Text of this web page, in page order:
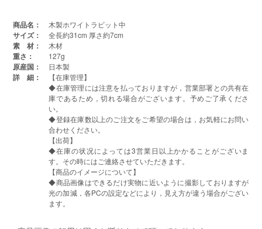
商品名： 木製ホワイトラビット中
サイズ： 全長約31cm 厚さ約7cm
素 材： 木材
重さ： 127g
原産国： 日本製
詳 細：
【在庫管理】
◆在庫管理には注意を払っておりますが，営業部署との共有在
庫であるため，切れる場合がございます。予めご了承くださ
い。
◆登録在庫数以上のご注文をご希望の場合は，お気軽にお問い
合わせください。
【出荷】
◆在庫の状况によっては3営業日以上かかることがございま
す。その時にはご連絡させていただきます。
【商品のイメージについて】
◆商品画像はできるだけ実物に近いように撮影しておりますが
光の加減，各PCの設定などにより，見え方が違う場合がござい
ます。